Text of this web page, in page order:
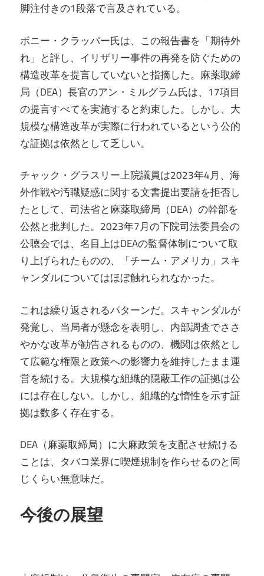
脚注付きの1段落で言及されている。
ボニー・クラッパー氏は、この報告書を「期待外
れ」と評し、イリザリー事件の再発を防ぐための
構造改革を提言していないと指摘した。麻薬取締
局（DEA）長官のアン・ミルグラム氏は、17項目
の提言すべてを実施すると約束した。しかし、大
規模な構造改革が実際に行われているという公的
な証拠は依然として乏しい。
チャック・グラスリー上院議員は2023年4月、海
外作戦や汚職疑惑に関する文書提出要請を拒否し
たとして、司法省と麻薬取締局（DEA）の幹部を
公然と批判した。2023年7月の下院司法委員会の
公聴会では、名目上はDEAの監督体制について取
り上げられたものの、「チーム・アメリカ」スキ
ャンダルについてはほぼ触れられなかった。
これは繰り返されるパターンだ。スキャンダルが
発覚し、当局者が懸念を表明し、内部調査でささ
やかな改革が勧告されるものの、機関は依然とし
て広範な権限と政策への影響力を維持したまま運
営を続ける。大規模な組織的隠蔽工作の証拠は公
には存在しない。しかし、組織的な惰性を示す証
拠は数多く存在する。
DEA（麻薬取締局）に大麻政策を支配させ続ける
ことは、タバコ業界に喫煙規制を作らせるのと同
じくらい無意味だ。
今後の展望